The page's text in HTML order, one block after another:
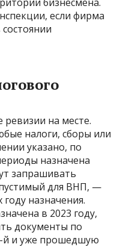
если фирма
на месте.
налоги, сборы или
указано, по
назначена
запрашивать
для ВНП, —
назначения.
в 2023 году,
документы по
й и уже прошедшую